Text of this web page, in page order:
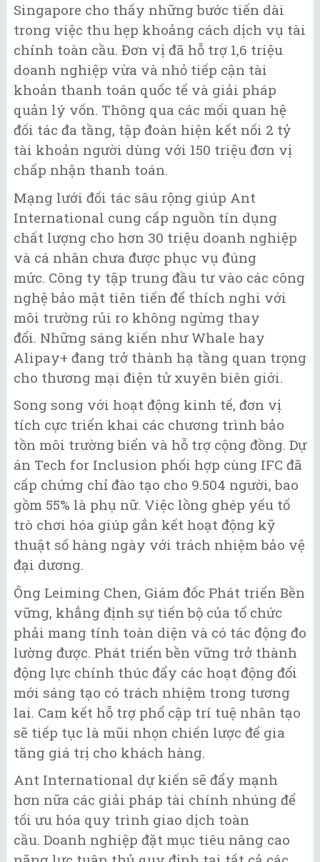
Singapore cho thấy những bước tiến dài
trong việc thu hẹp khoảng cách dịch vụ tài
chính toàn cầu. Đơn vị đã hỗ trợ 1,6 triệu
doanh nghiệp vừa và nhỏ tiếp cận tài
khoản thanh toán quốc tế và giải pháp
quản lý vốn. Thông qua các mối quan hệ
đối tác đa tầng, tập đoàn hiện kết nối 2 tỷ
tài khoản người dùng với 150 triệu đơn vị
chấp nhận thanh toán.
Mạng lưới đối tác sâu rộng giúp Ant
International cung cấp nguồn tín dụng
chất lượng cho hơn 30 triệu doanh nghiệp
và cá nhân chưa được phục vụ đúng
mức. Công ty tập trung đầu tư vào các công
nghệ bảo mật tiên tiến để thích nghi với
môi trường rủi ro không ngừng thay
đổi. Những sáng kiến như Whale hay
Alipay+ đang trở thành hạ tầng quan trọng
cho thương mại điện tử xuyên biên giới.
Song song với hoạt động kinh tế, đơn vị
tích cực triển khai các chương trình bảo
tồn môi trường biển và hỗ trợ cộng đồng. Dự
án Tech for Inclusion phối hợp cùng IFC đã
cấp chứng chỉ đào tạo cho 9.504 người, bao
gồm 55% là phụ nữ. Việc lồng ghép yếu tố
trò chơi hóa giúp gắn kết hoạt động kỹ
thuật số hàng ngày với trách nhiệm bảo vệ
đại dương.
Ông Leiming Chen, Giám đốc Phát triển Bền
vững, khẳng định sự tiến bộ của tổ chức
phải mang tính toàn diện và có tác động đo
lường được. Phát triển bền vững trở thành
động lực chính thúc đẩy các hoạt động đổi
mới sáng tạo có trách nhiệm trong tương
lai. Cam kết hỗ trợ phổ cập trí tuệ nhân tạo
sẽ tiếp tục là mũi nhọn chiến lược để gia
tăng giá trị cho khách hàng.
Ant International dự kiến sẽ đẩy mạnh
hơn nữa các giải pháp tài chính nhúng để
tối ưu hóa quy trình giao dịch toàn
cầu. Doanh nghiệp đặt mục tiêu nâng cao